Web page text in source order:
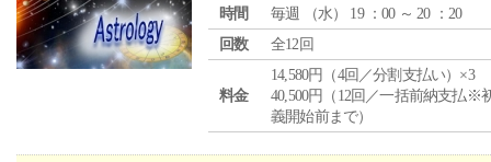
時間
毎週 （水） 19 ：00 ～ 20 ：20
回数
全12回
料金
14,580円（4回／分割支払い）×3
40,500円（12回／一括前納支払※
義開始前まで）